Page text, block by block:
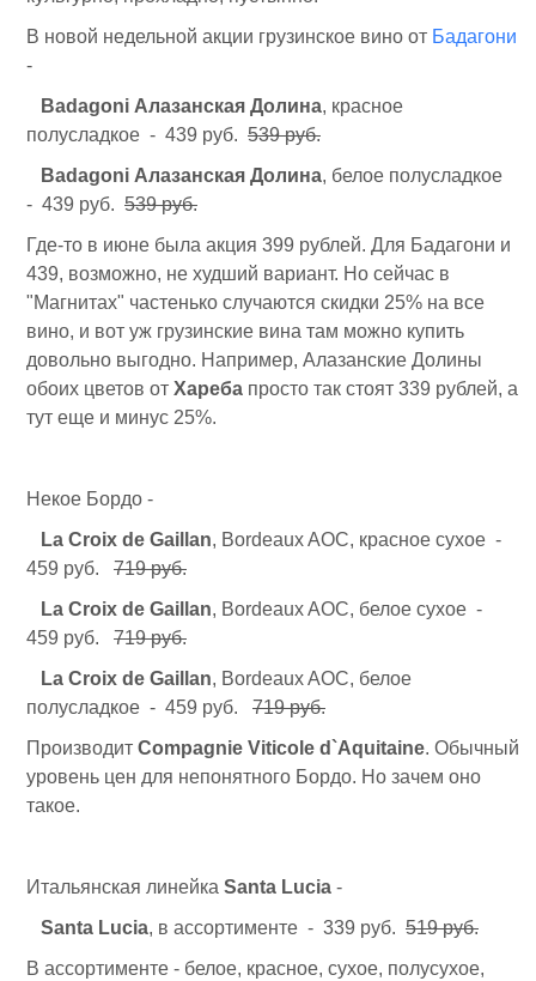
В новой недельной акции грузинское вино от Бадагони
-
Badagoni Алазанская Долина, красное
полусладкое - 439 руб. 539 руб.
Badagoni Алазанская Долина, белое полусладкое
- 439 руб. 539 руб.
Где-то в июне была акция 399 рублей. Для Бадагони и
439, возможно, не худший вариант. Но сейчас в
"Магнитах" частенько случаются скидки 25% на все
вино, и вот уж грузинские вина там можно купить
довольно выгодно. Например, Алазанские Долины
обоих цветов от Хареба просто так стоят 339 рублей, а
тут еще и минус 25%.
Некое Бордо -
La Croix de Gaillan, Bordeaux AOC, красное сухое -
459 руб. 719 руб.
La Croix de Gaillan, Bordeaux AOC, белое сухое -
459 руб. 719 руб.
La Croix de Gaillan, Bordeaux AOC, белое
полусладкое - 459 руб. 719 руб.
Производит Compagnie Viticole d`Aquitaine. Обычный
уровень цен для непонятного Бордо. Но зачем оно
такое.
Итальянская линейка Santa Lucia -
Santa Lucia, в ассортименте - 339 руб. 519 руб.
В ассортименте - белое, красное, сухое, полусухое,